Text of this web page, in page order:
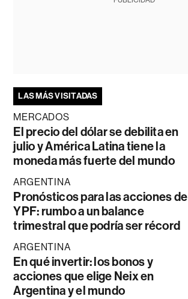
LAS MÁS VISITADAS
MERCADOS
El precio del dólar se debilita en
julio y América Latina tiene la
moneda más fuerte del mundo
ARGENTINA
Pronósticos para las acciones de
YPF: rumbo a un balance
trimestral que podría ser récord
ARGENTINA
En qué invertir: los bonos y
acciones que elige Neix en
Argentina y el mundo